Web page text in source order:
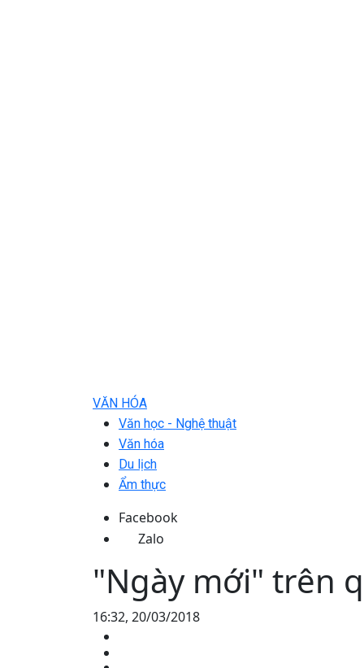
VĂN HÓA
Văn học - Nghệ thuật
Văn hóa
Du lịch
Ẩm thực
Facebook
Zalo
"Ngày mới" trên
16:32, 20/03/2018